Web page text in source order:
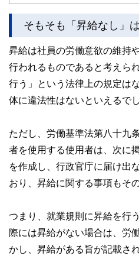
をわかりやすく発信して
執筆者・監修者による執
やすさはもちろんのこと
な情報発信を実現してい
コンシェルジュを目指し
そもそも「昇給なし」
昇給は社員の労働意欲の維持
行われるものであると考えら
行う」という法律上の規定は
体に違法性はないといえるでし
ただし、労働基準法第八十九
者を使用する使用者は、次に
を作成し、行政官庁に届け出
おり、昇給に関する事項もそ
つまり、就業規則に昇給を行
際には昇給がない場合は、労
かし、昇給がある旨が記載さ